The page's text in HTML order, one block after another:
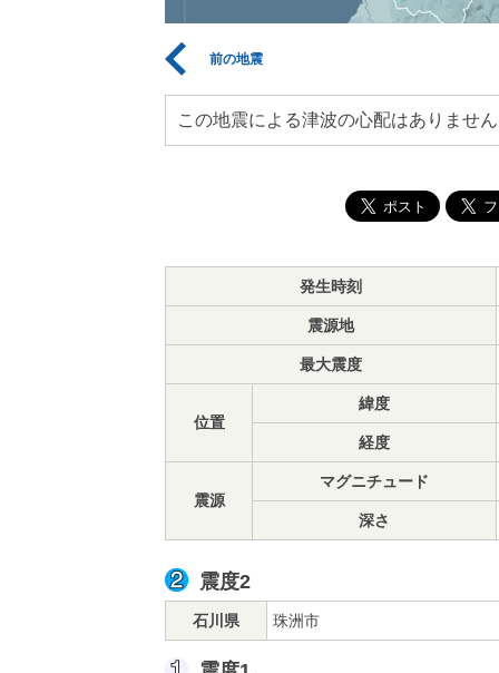
前の地震
この地震による津波の心配はありませ
発生時刻
震源地
最大震度
位置
緯度
経度
震源
マグニチュード
深さ
震度2
石川県 珠洲市